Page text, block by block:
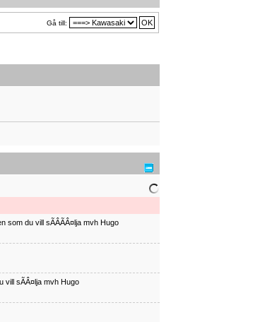
Gå till:
som du vill sÃÂÃÂ¤lja mvh Hugo
vill sÃÂ¤lja mvh Hugo